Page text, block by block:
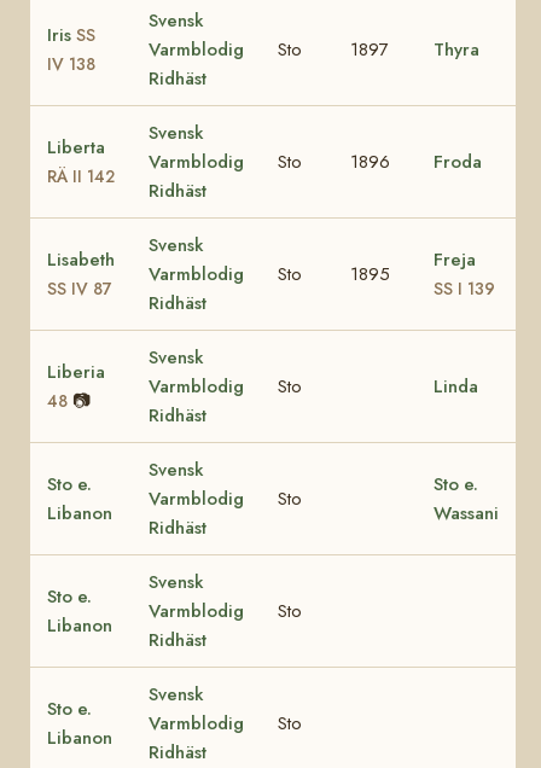
Iris SS
IV 138
Svensk
Varmblodig
Ridhäst
Sto 1897 Thyra
Liberta
RÄ II 142
Svensk
Varmblodig
Ridhäst
Sto 1896 Froda
Lisabeth
SS IV 87
Svensk
Varmblodig
Ridhäst
Sto 1895
Freja
SS I 139
Liberia
48 📷
Svensk
Varmblodig
Ridhäst
Sto Linda
Sto e.
Libanon
Svensk
Varmblodig
Ridhäst
Sto
Sto e.
Wassani
Sto e.
Libanon
Svensk
Varmblodig
Ridhäst
Sto
Sto e.
Libanon
Svensk
Varmblodig
Ridhäst
Sto